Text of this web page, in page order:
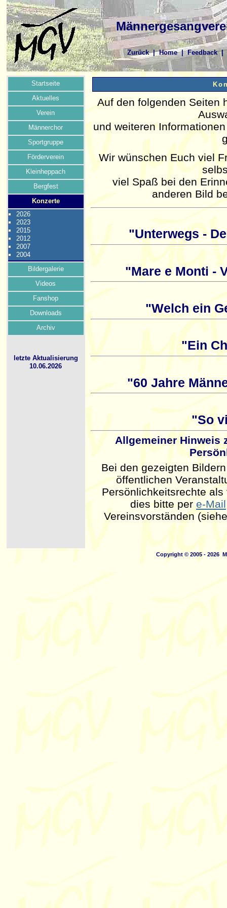
Zurück|Home|Feedback|
Startseite
Aktuelles
Verein
Männerchor
Sportgruppe
Förderverein
Kleinheppach
Bergfest
Konzerte
2026
2023
2015
2012
2007
2004
Bildergalerie
Videos
Fanshop
Downloads
Archiv
letzte Aktualisierung
10.06.2026
Auf den folgenden Seiten
und weiteren
Wir wünschen Euch viel
viel Spaß bei den
anderen Bild
"Unterwegs -
"Mare e Monti -
"Welch ein
"Ein
"60 Jahre
"So
Allgemeiner Hinweis
Bei den gezeigten
öffentlichen
Persönlichkeitsrechte
dies bitte per e-Mail
Vereinsvorständen
Copyright © 2005 - 2026